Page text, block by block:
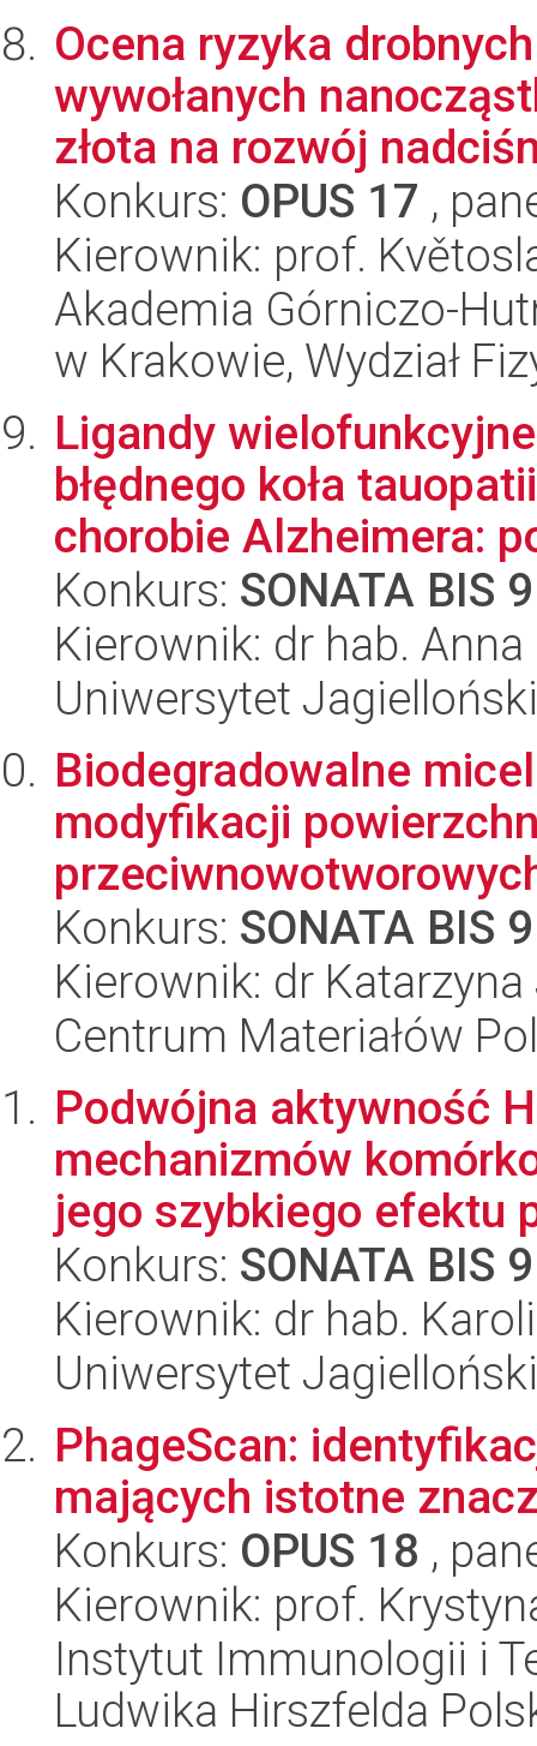
Ocena ryzyka
wywołanych
złota na rozwój
Konkurs: OPUS 17 ,
Kierownik: prof.
Akademia Górniczo-
w Krakowie, Wydział
Ligandy
błędnego koła
chorobie Alzheimera:
Konkurs: SONATA BIS 9
Kierownik: dr hab.
Uniwersytet
Biodegradowalne
modyfikacji
Konkurs: SONATA BIS 9
Kierownik: dr
Centrum Materiałów
Podwójna aktywność
mechanizmów
jego szybkiego efektu
Konkurs: SONATA BIS 9
Kierownik: dr hab.
Uniwersytet
PhageScan:
mających istotne
Konkurs: OPUS 18 ,
Kierownik: prof.
Instytut Immunologii i
Ludwika Hirszfelda